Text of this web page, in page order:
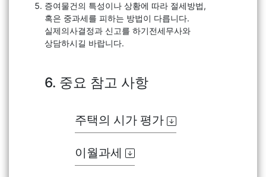
증여물건의 특성이나 상황에 따라 절세방법,
혹은 중과세를 피하는 방법이 다릅니다.
실제의사결정과 신고를 하기전세무사와
상담하시길 바랍니다.
6. 중요 참고 사항
주택의 시가 평가
이월과세